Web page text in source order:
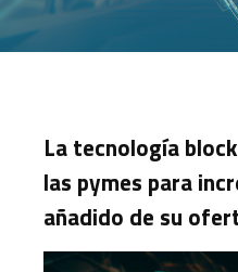
La tecnología
las pymes para
añadido de su